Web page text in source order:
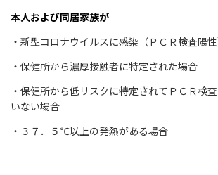
本人および同居家族が
・新型コロナウイルスに感染（ＰＣＲ検査陽
・保健所から濃厚接触者に特定された場合
・保健所から低リスクに特定されてＰＣＲ検
いない場合
・３７．５℃以上の発熱がある場合